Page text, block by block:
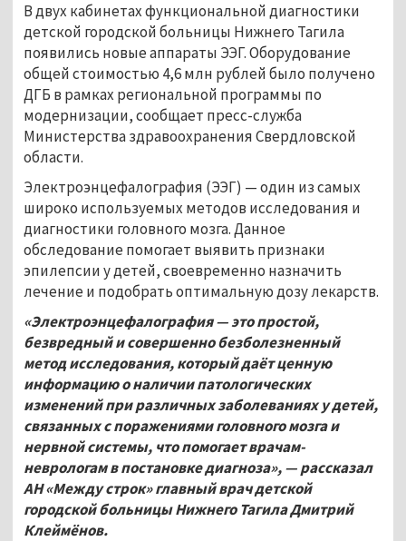
В двух кабинетах функциональной диагностики
детской городской больницы Нижнего Тагила
появились новые аппараты ЭЭГ. Оборудование
общей стоимостью 4,6 млн рублей было получено
ДГБ в рамках региональной программы по
модернизации, сообщает пресс-служба
Министерства здравоохранения Свердловской
области.
Электроэнцефалография (ЭЭГ) — один из самых
широко используемых методов исследования и
диагностики головного мозга. Данное
обследование помогает выявить признаки
эпилепсии у детей, своевременно назначить
лечение и подобрать оптимальную дозу лекарств.
«Электроэнцефалография — это простой,
безвредный и совершенно безболезненный
метод исследования, который даёт ценную
информацию о наличии патологических
изменений при различных заболеваниях у детей,
связанных с поражениями головного мозга и
нервной системы, что помогает врачам-
неврологам в постановке диагноза», — рассказал
АН «Между строк» главный врач детской
городской больницы Нижнего Тагила Дмитрий
Клеймёнов.